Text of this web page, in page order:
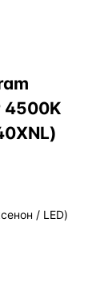
4500K
/ LED)